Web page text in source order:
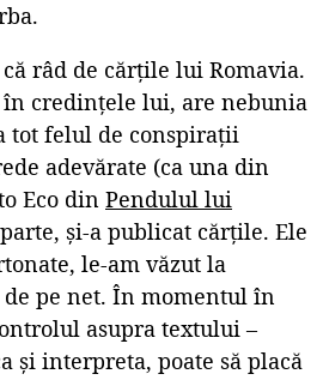
râd de cărțile lui Romavia.
credințele lui, are nebunia
tot felul de conspirații
adevărate (ca una din
Eco din Pendulul lui
și-a publicat cărțile. Ele
le-am văzut la
de pe net. În momentul în
asupra textului –
și interpreta, poate să placă